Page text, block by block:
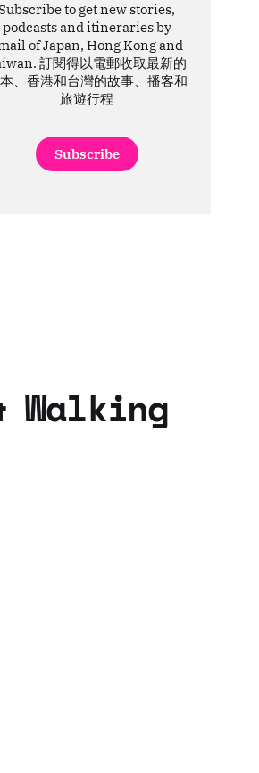
Subscribe to get new stories,
podcasts and itineraries by
of Japan, Hong Kong and
訂閱得以電郵收取最新的
、香港和台灣的故事、播客和
旅遊行程
Subscribe